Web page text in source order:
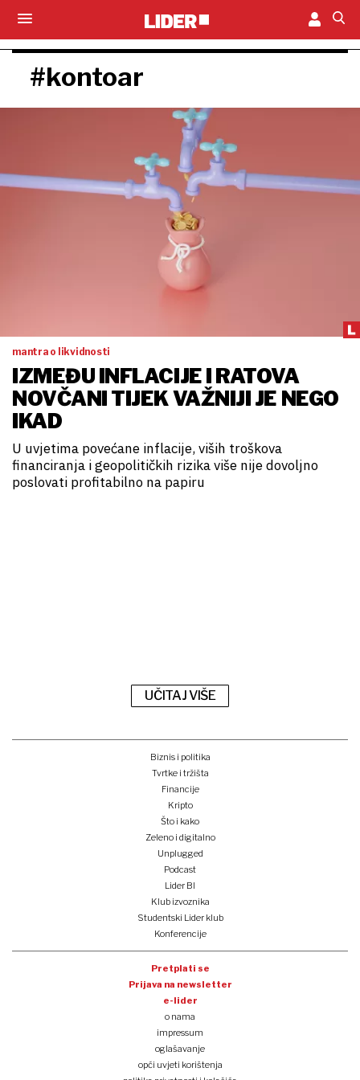
#kontoar
mantra o likvidnosti
IZMEĐU INFLACIJE I RATOVA
NOVČANI TIJEK VAŽNIJI JE NEGO
IKAD
U uvjetima povećane inflacije, viših troškova
financiranja i geopolitičkih rizika više nije dovoljno
poslovati profitabilno na papiru
UČITAJ VIŠE
Biznis i politika
Tvrtke i tržišta
Financije
Kripto
Što i kako
Zeleno i digitalno
Unplugged
Podcast
Lider BI
Klub izvoznika
Studentski Lider klub
Konferencije
Pretplati se
Prijava na newsletter
e-lider
o nama
impressum
oglašavanje
opći uvjeti korištenja